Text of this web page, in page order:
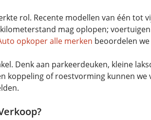
rol. Recente modellen van één tot
mag oplopen;
opkoper alle merken beoordelen
Denk aan parkeerdeuken, kleine
koppeling of roestvorming kunnen